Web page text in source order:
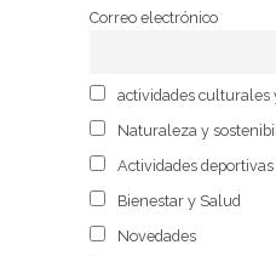
Correo electrónico
actividades culturales
Naturaleza y
Actividades
Bienestar y Salud
Novedades